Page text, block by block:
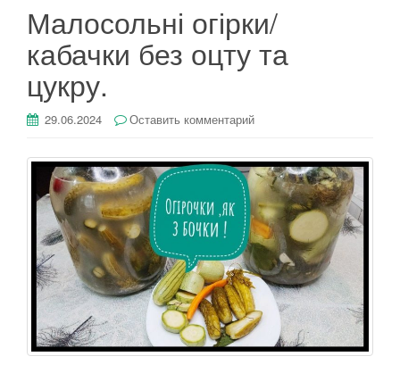
Малосольні огірки/
кабачки без оцту та
цукру.
29.06.2024 Оставить комментарий